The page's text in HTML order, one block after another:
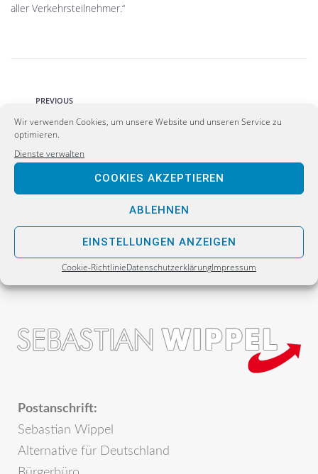
Wir verwenden Cookies, um unsere Website und unseren Service zu
optimieren.
Dienste verwalten
COOKIES AKZEPTIEREN
ABLEHNEN
EINSTELLUNGEN ANZEIGEN
Cookie-RichtlinieDatenschutzerklärungImpressum
aller Verkehrsteilnehmer.“
PREVIOUS
Ausschreitungen in Heidenau: Weder rechte
noch linke Gewalt hinnehmbar
Schutz von Asylbewerberheimen ist richtig –
Begründung aber unehrlich
Postanschrift:
Sebastian Wippel
Alternative für Deutschland